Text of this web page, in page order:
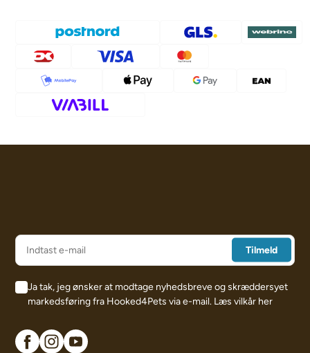
Ja tak, jeg ønsker at modtage nyhedsbreve og skræddersyet
markedsføring fra Hooked4Pets via e-mail. Læs vilkår her